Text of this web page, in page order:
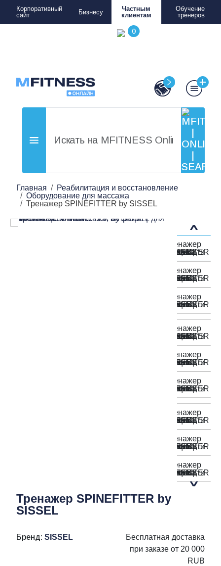
Корпоративный
сайт
Бизнесу
Частным
клиентам
Обучение
тренеров
Главная
Реабилитация и восстановление
Оборудование для массажа
Тренажер SPINEFITTER by SISSEL
Тренажер SPINEFITTER by
SISSEL
Бренд: SISSEL
Бесплатная доставка
при заказе от 20 000
RUB